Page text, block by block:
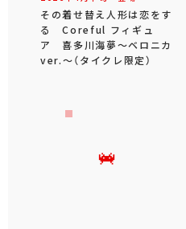
その着せ替え人形は恋をす
る Coreful フィギュ
ア 喜多川海夢～ベロニカ
ver.～（タイクレ限定）